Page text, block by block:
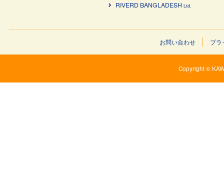
RIVERD BANGLADESH Ltd.
お問い合わせ プラ
Copyright ©